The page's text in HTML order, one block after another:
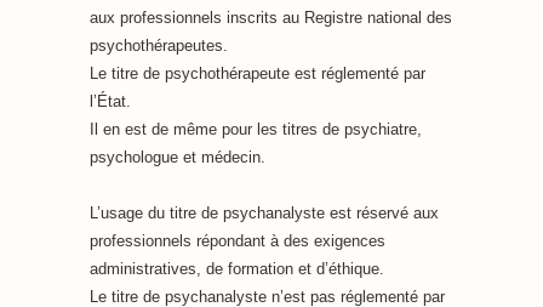
aux professionnels inscrits au Registre national des
psychothérapeutes.
Le titre de psychothérapeute est réglementé par
l’État.
Il en est de même pour les titres de psychiatre,
psychologue et médecin.
L’usage du titre de psychanalyste est réservé aux
professionnels répondant à des exigences
administratives, de formation et d’éthique.
Le titre de psychanalyste n’est pas réglementé par